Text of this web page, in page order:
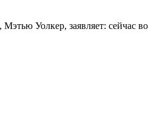
Уолкер, заявляет: сейчас